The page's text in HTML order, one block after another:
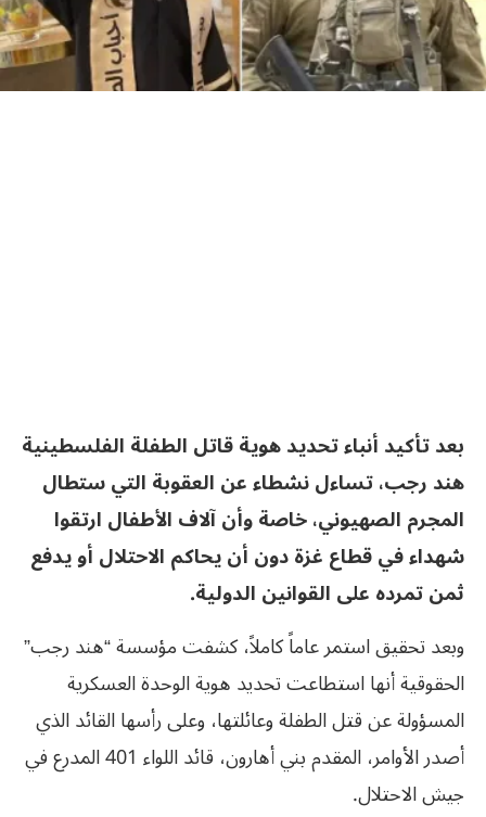
بعد تأكيد أنباء تحديد هوية قاتل الطفلة الفلسطينية
هند رجب، تساءل نشطاء عن العقوبة التي ستطال
المجرم الصهيوني، خاصة وأن آلاف الأطفال ارتقوا
شهداء في قطاع غزة دون أن يحاكم الاحتلال أو يدفع
ثمن تمرده على القوانين الدولية.
وبعد تحقيق استمر عاماً كاملاً، كشفت مؤسسة “هند رجب”
الحقوقية أنها استطاعت تحديد هوية الوحدة العسكرية
المسؤولة عن قتل الطفلة وعائلتها، وعلى رأسها القائد الذي
أصدر الأوامر، المقدم بني أهارون، قائد اللواء 401 المدرع في
جيش الاحتلال.